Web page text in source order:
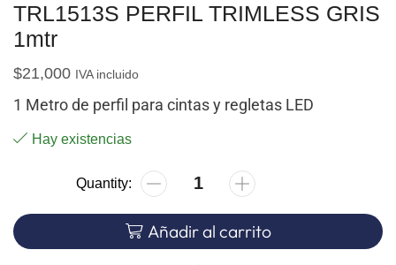
TRL1513S PERFIL TRIMLESS GRIS
1mtr
$21,000 IVA incluido
1 Metro de perfil para cintas y regletas LED
Hay existencias
Añadir al carrito